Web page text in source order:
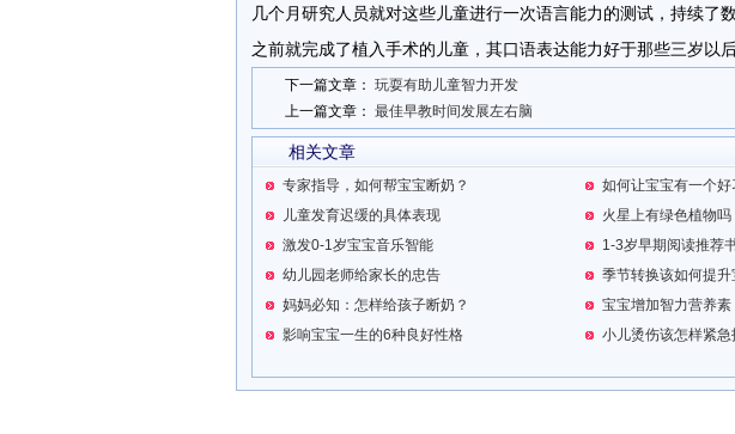
几个月研究人员就对这些儿童进行一次语言能力的测试，持续了
之前就完成了植入手术的儿童，其口语表达能力好于那些三岁以
下一篇文章： 玩耍有助儿童智力开发
上一篇文章： 最佳早教时间发展左右脑
相关文章
专家指导，如何帮宝宝断奶？
如何让宝宝有一个好
儿童发育迟缓的具体表现
火星上有绿色植物吗
激发0-1岁宝宝音乐智能
1-3岁早期阅读推荐
幼儿园老师给家长的忠告
季节转换该如何提升
妈妈必知：怎样给孩子断奶？
宝宝增加智力营养素
影响宝宝一生的6种良好性格
小儿烫伤该怎样紧急